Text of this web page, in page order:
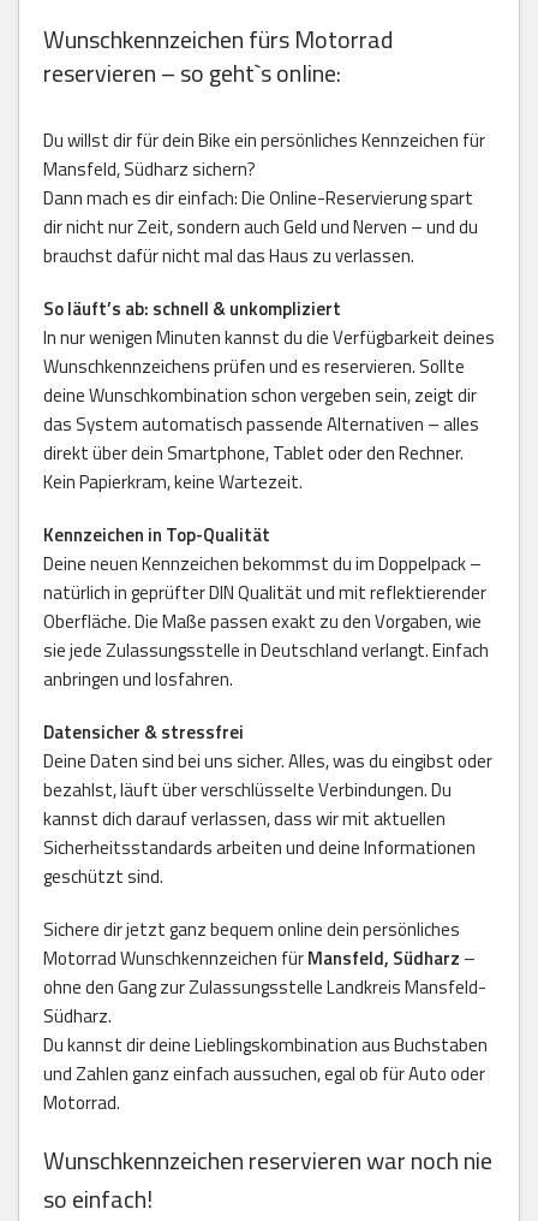
Wunschkennzeichen fürs Motorrad
reservieren – so geht`s online:
Du willst dir für dein Bike ein persönliches Kennzeichen für
Mansfeld, Südharz sichern?
Dann mach es dir einfach: Die Online-Reservierung spart
dir nicht nur Zeit, sondern auch Geld und Nerven – und du
brauchst dafür nicht mal das Haus zu verlassen.
So läuft’s ab: schnell & unkompliziert
In nur wenigen Minuten kannst du die Verfügbarkeit deines
Wunschkennzeichens prüfen und es reservieren. Sollte
deine Wunschkombination schon vergeben sein, zeigt dir
das System automatisch passende Alternativen – alles
direkt über dein Smartphone, Tablet oder den Rechner.
Kein Papierkram, keine Wartezeit.
Kennzeichen in Top-Qualität
Deine neuen Kennzeichen bekommst du im Doppelpack –
natürlich in geprüfter DIN Qualität und mit reflektierender
Oberfläche. Die Maße passen exakt zu den Vorgaben, wie
sie jede Zulassungsstelle in Deutschland verlangt. Einfach
anbringen und losfahren.
Datensicher & stressfrei
Deine Daten sind bei uns sicher. Alles, was du eingibst oder
bezahlst, läuft über verschlüsselte Verbindungen. Du
kannst dich darauf verlassen, dass wir mit aktuellen
Sicherheitsstandards arbeiten und deine Informationen
geschützt sind.
Sichere dir jetzt ganz bequem online dein persönliches
Motorrad Wunschkennzeichen fürMansfeld, Südharz –
ohne den Gang zur Zulassungsstelle Landkreis Mansfeld-
Südharz.
Du kannst dir deine Lieblingskombination aus Buchstaben
und Zahlen ganz einfach aussuchen, egal ob für Auto oder
Motorrad.
Wunschkennzeichen reservieren war noch nie
so einfach!